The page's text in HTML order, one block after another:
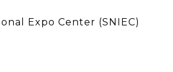
Expo Center (SNIEC)